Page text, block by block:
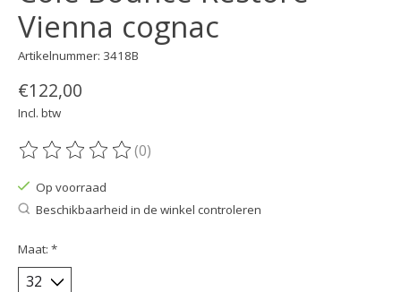
Vienna cognac
Artikelnummer: 3418B
€122,00
Incl. btw
De beoordeling van dit product is
(0)
Op voorraad
Beschikbaarheid in de winkel controleren
Maat: *